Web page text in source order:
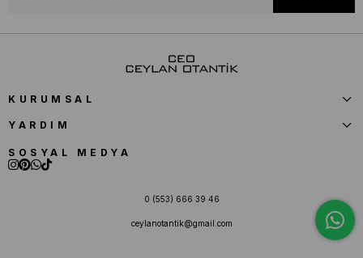
KURUMSAL
YARDIM
SOSYAL MEDYA
0 (553) 666 39 46
ceylanotantik@gmail.com